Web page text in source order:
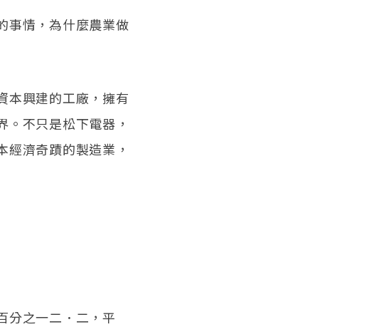
事情，為什麼農業做
本興建的工廠，擁有
不只是松下電器，
濟奇蹟的製造業，
分之一二．二，平